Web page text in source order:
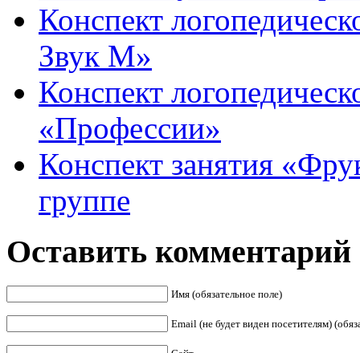
Конспект
Звук М»
Конспект
«Профессии»
Конспект занятия
группе
Оставить комментарий
Имя (обязательное поле)
Email (не будет виден посетителям)